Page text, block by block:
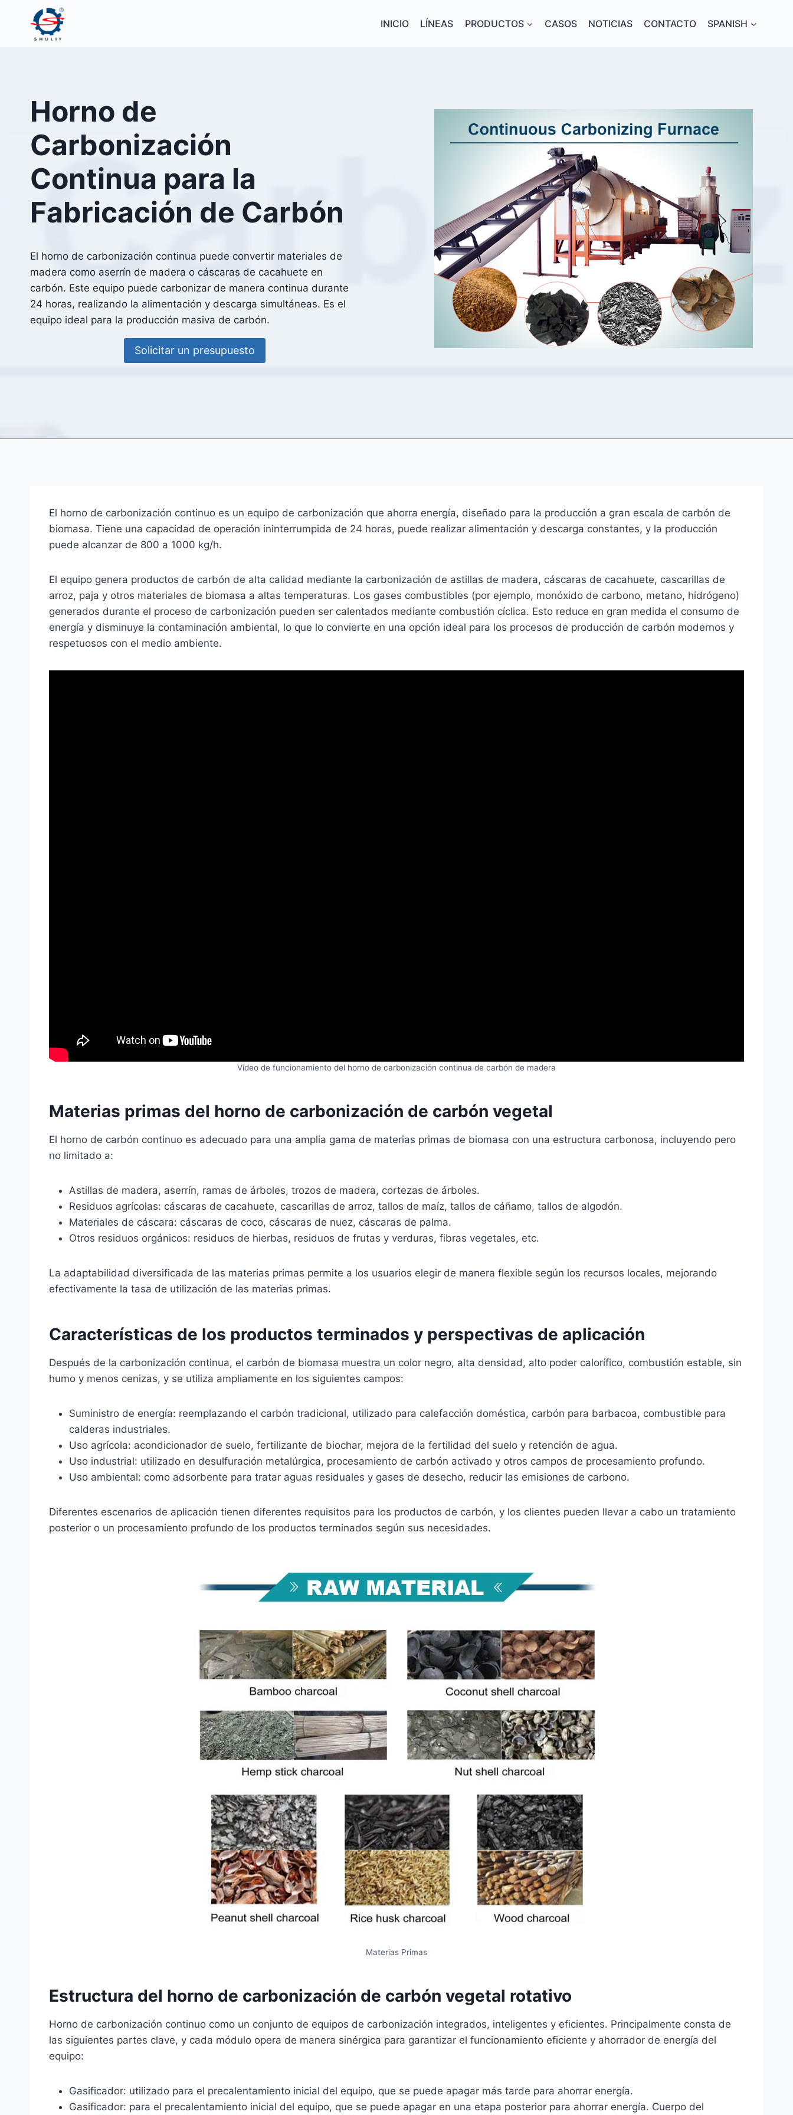
contenido
INICIO LÍNEAS PRODUCTOS CASOS NOTICIAS CONTACTO SPANISH
Horno de
Carbonización
Continua para la
Fabricación de Carbón
El horno de carbonización continua puede convertir materiales de
madera como aserrín de madera o cáscaras de cacahuete en
carbón. Este equipo puede carbonizar de manera continua durante
24 horas, realizando la alimentación y descarga simultáneas. Es el
equipo ideal para la producción masiva de carbón.
Solicitar un presupuesto
El horno de carbonización continuo es un equipo de carbonización que ahorra energía, diseñado para la producción a gran escala de carbón de
biomasa. Tiene una capacidad de operación ininterrumpida de 24 horas, puede realizar alimentación y descarga constantes, y la producción
puede alcanzar de 800 a 1000 kg/h.
El equipo genera productos de carbón de alta calidad mediante la carbonización de astillas de madera, cáscaras de cacahuete, cascarillas de
arroz, paja y otros materiales de biomasa a altas temperaturas. Los gases combustibles (por ejemplo, monóxido de carbono, metano, hidrógeno)
generados durante el proceso de carbonización pueden ser calentados mediante combustión cíclica. Esto reduce en gran medida el consumo de
energía y disminuye la contaminación ambiental, lo que lo convierte en una opción ideal para los procesos de producción de carbón modernos y
respetuosos con el medio ambiente.
Vídeo de funcionamiento del horno de carbonización continua de carbón de madera
Materias primas del horno de carbonización de carbón vegetal
El horno de carbón continuo es adecuado para una amplia gama de materias primas de biomasa con una estructura carbonosa, incluyendo pero
no limitado a:
Astillas de madera, aserrín, ramas de árboles, trozos de madera, cortezas de árboles.
Residuos agrícolas: cáscaras de cacahuete, cascarillas de arroz, tallos de maíz, tallos de cáñamo, tallos de algodón.
Materiales de cáscara: cáscaras de coco, cáscaras de nuez, cáscaras de palma.
Otros residuos orgánicos: residuos de hierbas, residuos de frutas y verduras, fibras vegetales, etc.
La adaptabilidad diversificada de las materias primas permite a los usuarios elegir de manera flexible según los recursos locales, mejorando
efectivamente la tasa de utilización de las materias primas.
Características de los productos terminados y perspectivas de aplicación
Después de la carbonización continua, el carbón de biomasa muestra un color negro, alta densidad, alto poder calorífico, combustión estable, sin
humo y menos cenizas, y se utiliza ampliamente en los siguientes campos:
Suministro de energía: reemplazando el carbón tradicional, utilizado para calefacción doméstica, carbón para barbacoa, combustible para
calderas industriales.
Uso agrícola: acondicionador de suelo, fertilizante de biochar, mejora de la fertilidad del suelo y retención de agua.
Uso industrial: utilizado en desulfuración metalúrgica, procesamiento de carbón activado y otros campos de procesamiento profundo.
Uso ambiental: como adsorbente para tratar aguas residuales y gases de desecho, reducir las emisiones de carbono.
Diferentes escenarios de aplicación tienen diferentes requisitos para los productos de carbón, y los clientes pueden llevar a cabo un tratamiento
posterior o un procesamiento profundo de los productos terminados según sus necesidades.
Materias Primas
Estructura del horno de carbonización de carbón vegetal rotativo
Horno de carbonización continuo como un conjunto de equipos de carbonización integrados, inteligentes y eficientes. Principalmente consta de
las siguientes partes clave, y cada módulo opera de manera sinérgica para garantizar el funcionamiento eficiente y ahorrador de energía del
equipo:
Gasificador: utilizado para el precalentamiento inicial del equipo, que se puede apagar más tarde para ahorrar energía.
Gasificador: para el precalentamiento inicial del equipo, que se puede apagar en una etapa posterior para ahorrar energía. Cuerpo del